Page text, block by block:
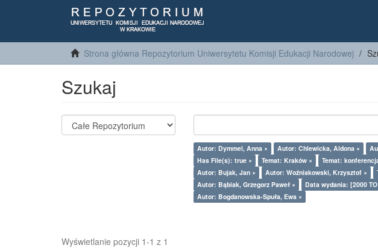
Strona główna Repozytorium Uniwersytetu Komisji Edukacji Narodowej
Szukaj
Autor: Dymmel, Anna × Autor: Chlewicka, Aldona ×
Has File(s): true ×
Temat: Kraków × Temat:
Autor: Bujak, Jan ×
Autor: Woźniakowski, Krzysztof ×
Autor: Bąbiak, Grzegorz Paweł ×
Data wydania: [2000
Autor: Bogdanowska-Spuła, Ewa ×
Wyświetlanie pozycji 1-1 z 1